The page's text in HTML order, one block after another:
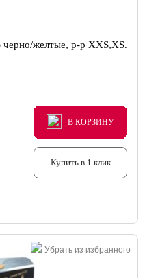
желтые, р-р XXS,XS.
В КОРЗИНУ
В КОРЗИНУ
В КОРЗИНУ
Купить в 1 клик
Убрать из избранного